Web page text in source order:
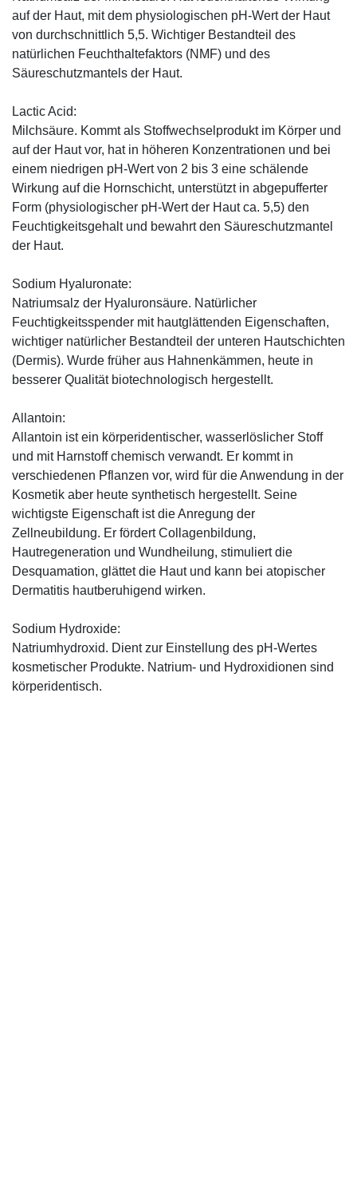
auf der Haut, mit dem physiologischen pH-Wert der Haut
von durchschnittlich 5,5. Wichtiger Bestandteil des
natürlichen Feuchthaltefaktors (NMF) und des
Säureschutzmantels der Haut.
Lactic Acid:
Milchsäure. Kommt als Stoffwechselprodukt im Körper und
auf der Haut vor, hat in höheren Konzentrationen und bei
einem niedrigen pH-Wert von 2 bis 3 eine schälende
Wirkung auf die Hornschicht, unterstützt in abgepufferter
Form (physiologischer pH-Wert der Haut ca. 5,5) den
Feuchtigkeitsgehalt und bewahrt den Säureschutzmantel
der Haut.
Sodium Hyaluronate:
Natriumsalz der Hyaluronsäure. Natürlicher
Feuchtigkeitsspender mit hautglättenden Eigenschaften,
wichtiger natürlicher Bestandteil der unteren Hautschichten
(Dermis). Wurde früher aus Hahnenkämmen, heute in
besserer Qualität biotechnologisch hergestellt.
Allantoin:
Allantoin ist ein körperidentischer, wasserlöslicher Stoff
und mit Harnstoff chemisch verwandt. Er kommt in
verschiedenen Pflanzen vor, wird für die Anwendung in der
Kosmetik aber heute synthetisch hergestellt. Seine
wichtigste Eigenschaft ist die Anregung der
Zellneubildung. Er fördert Collagenbildung,
Hautregeneration und Wundheilung, stimuliert die
Desquamation, glättet die Haut und kann bei atopischer
Dermatitis hautberuhigend wirken.
Sodium Hydroxide:
Natriumhydroxid. Dient zur Einstellung des pH-Wertes
kosmetischer Produkte. Natrium- und Hydroxidionen sind
körperidentisch.